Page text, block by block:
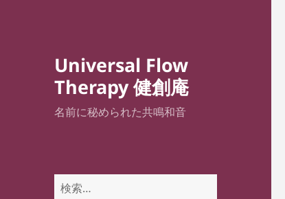
Universal Flow
Therapy 健創庵
名前に秘められた共鳴和音
検